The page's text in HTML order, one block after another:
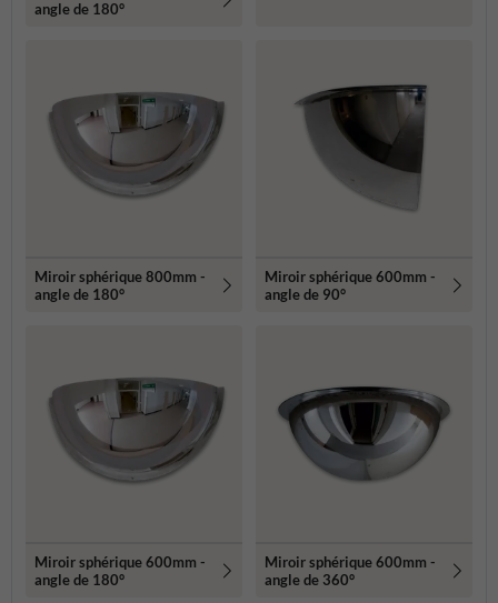
angle de 180°
Miroir sphérique 800mm -
angle de 180°
Miroir sphérique 600mm -
angle de 90°
Miroir sphérique 600mm -
angle de 180°
Miroir sphérique 600mm -
angle de 360°